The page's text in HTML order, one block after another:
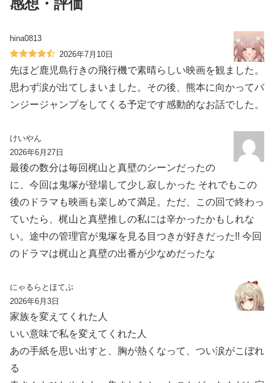
感想・評価
hina0813
2026年7月10日
先ほど鹿児島行きの飛行機で素晴らしい映画を観ました。
思わず涙が出てしまいました。その後、熊本に向かってバ
ンジージャンプをしてくる予定です感動的なお話でした。
けいやん
2026年6月27日
最後の数分は毎回梶山と真壁のシーンだったの
に、今回は鬼塚が登場して少し寂しかった それでもこの
後のドラマも映画も楽しめて満足。ただ、この回で終わっ
ていたら、梶山と真壁推しの私には辛かったかもしれな
い。途中の管理官が鬼塚を見る目つきが好きだった!! 今回
のドラマは梶山と真壁の出番が少なめだったな
にゃるらとほてぷ
2026年6月3日
家族を変えてくれた人
いい意味で私を変えてくれた人
あの手紙を思い出すと、胸が熱くなって、つい涙がこぼれ
る